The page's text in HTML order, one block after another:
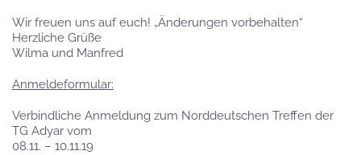
Wir freuen uns auf euch! „Änderungen vorbehalten“
Herzliche Grüße
Wilma und Manfred
Anmeldeformular:
Verbindliche Anmeldung zum Norddeutschen Treffen der
TG Adyar vom
08.11. – 10.11.19